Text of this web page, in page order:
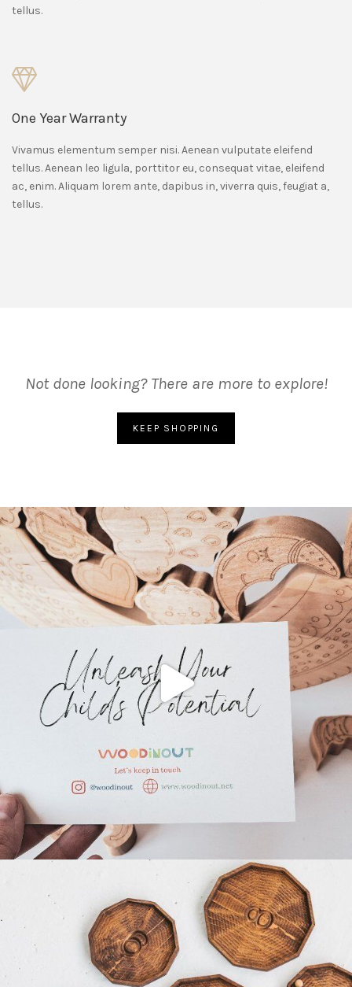
tellus.
One Year Warranty
Vivamus elementum semper nisi. Aenean vulputate eleifend
tellus. Aenean leo ligula, porttitor eu, consequat vitae, eleifend
ac, enim. Aliquam lorem ante, dapibus in, viverra quis, feugiat a,
tellus.
Not done looking? There are more to explore!
KEEP SHOPPING